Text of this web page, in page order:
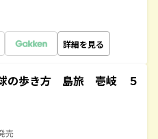
詳細を見る
の歩き方 島旅 壱岐 ５
売